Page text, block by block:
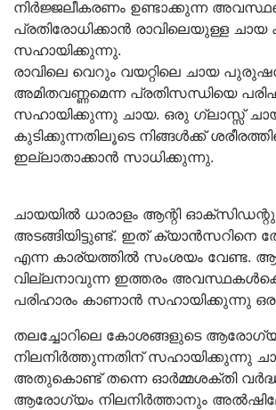
നിര്‍ജ്ജലീകരണം ഉണ്ടാക്കുന്ന
പ്രതിരോധിക്കാന്‍ രാവിലെയുള്ള ചായ
സഹായിക്കുന്നു.
രാവിലെ വെറും വയറ്റിലെ ചായ
അമിതവണ്ണമെന്ന പ്രതിസന്ധിയെ
സഹായിക്കുന്നു ചായ. ഒരു ഗ്ലാസ്സ്
കുടിക്കുന്നതിലൂടെ നിങ്ങള്‍ക്ക്
ഇല്ലാതാക്കാന്‍ സാധിക്കുന്നു.
ചായയില്‍ ധാരാളം ആന്റി
അടങ്ങിയിട്ടുണ്ട്. ഇത് ക്യാന്‍സറിനെ
എന്ന കാര്യത്തില്‍ സംശയം വേണ്ട.
വില്ലനാവുന്ന ഇത്തരം
പരിഹാരം കാണാന്‍ സഹായിക്കുന്നു
തലച്ചോറിലെ കോശങ്ങളുടെ
നിലനിര്‍ത്തുന്നതിന് സഹായിക്കുന്നു
അതുകൊണ്ട് തന്നെ ഓര്‍മ്മശക്തി
ആരോഗ്യം നിലനിര്‍ത്താനും